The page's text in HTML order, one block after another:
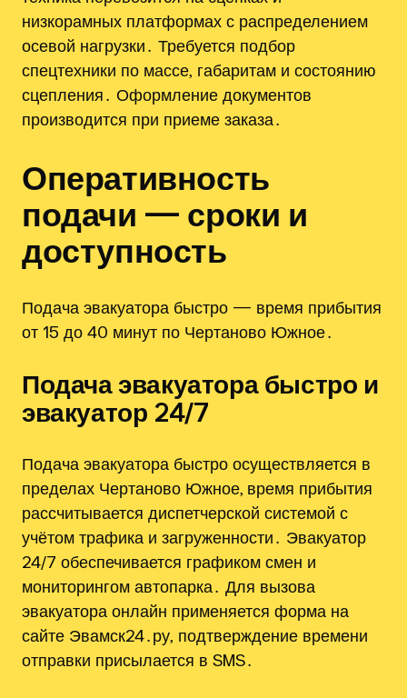
низкорамных платформах с распределением
осевой нагрузки․ Требуется подбор
спецтехники по массе‚ габаритам и состоянию
сцепления․ Оформление документов
производится при приеме заказа․
Оперативность
подачи — сроки и
доступность
Подача эвакуатора быстро — время прибытия
от 15 до 40 минут по Чертаново Южное․
Подача эвакуатора быстро и
эвакуатор 24/7
Подача эвакуатора быстро осуществляется в
пределах Чертаново Южное, время прибытия
рассчитывается диспетчерской системой с
учётом трафика и загруженности․ Эвакуатор
24/7 обеспечивается графиком смен и
мониторингом автопарка․ Для вызова
эвакуатора онлайн применяется форма на
сайте Эвамск24․ру‚ подтверждение времени
отправки присылается в SMS․